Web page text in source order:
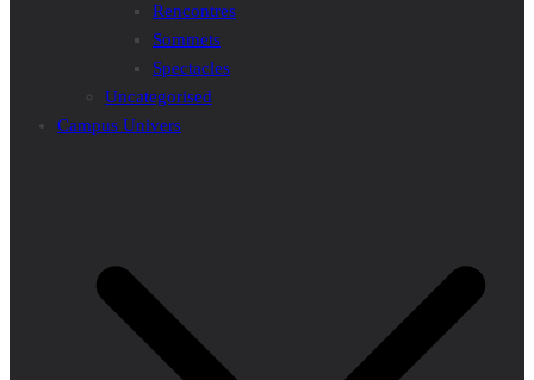
Rencontres
Sommets
Spectacles
Uncategorised
Campus Univers